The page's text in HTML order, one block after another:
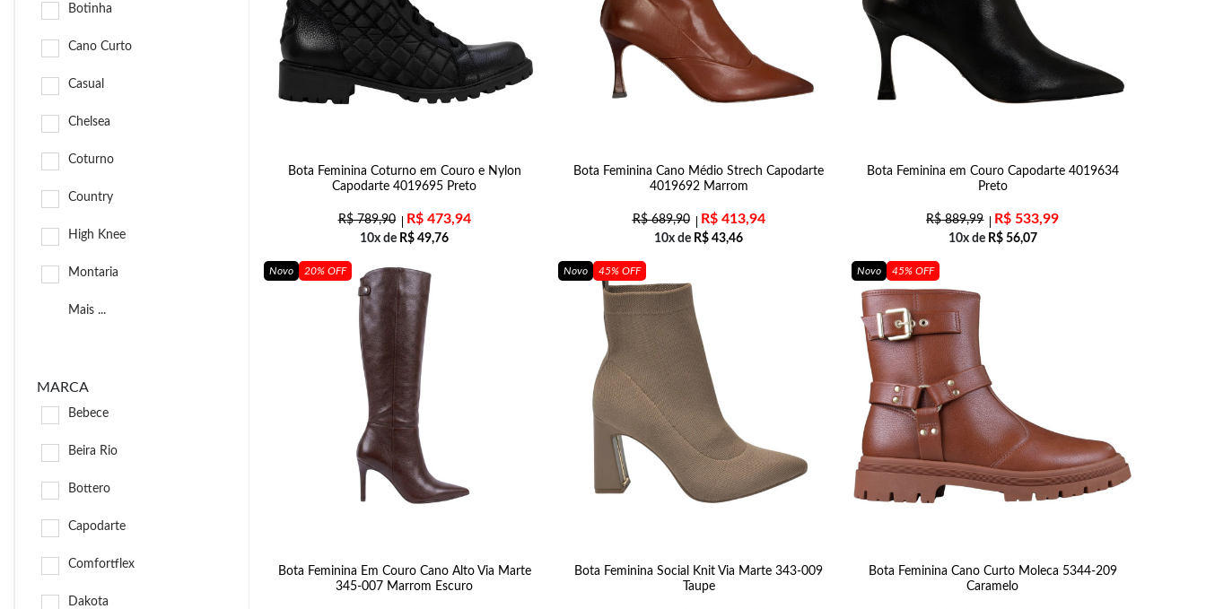
Botinha
Cano Curto
Casual
Chelsea
Coturno
Country
High Knee
Montaria
Mais ...
MARCA
Bebece
Beira Rio
Bottero
Capodarte
Comfortflex
Dakota
Bota Feminina Coturno em Couro e Nylon
Capodarte 4019695 Preto
R$789,90 R$473,94
10x de R$ 49,76
Bota Feminina Cano Médio Strech Capodarte
4019692 Marrom
R$689,90 R$413,94
10x de R$ 43,46
Bota Feminina em Couro Capodarte 4019634
Preto
R$889,99 R$ 533,99
10x de R$56,07
Novo 20% OFF
Bota Feminina Em Couro Cano Alto Via Marte
345-007 Marrom Escuro
Novo 45% OFF
Bota Feminina Social Knit Via Marte 343-009
Taupe
Novo 45% OFF
Bota Feminina Cano Curto Moleca 5344-209
Caramelo